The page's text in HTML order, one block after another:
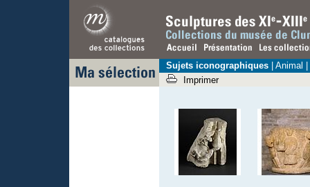
Sujets iconographiques | Animal
Imprimer